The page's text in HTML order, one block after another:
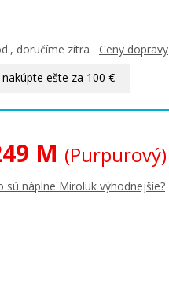
doručíme zítra Ceny dopravy
nakúpte ešte za 100 €
M (Purpurový)
sú náplne Miroluk výhodnejšie?